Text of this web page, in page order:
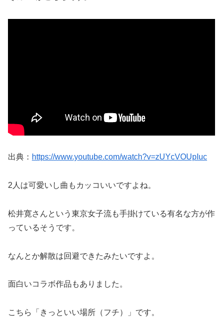
出典： https://www.youtube.com/watch?v=zUYcVOUpIuc
2人は可愛いし曲もカッコいいですよね。
松井寛さんという東京女子流も手掛けている有名な方が作
っているそうです。
なんとか解散は回避できたみたいですよ。
面白いコラボ作品もありました。
こちら「きっといい場所（フチ）」です。